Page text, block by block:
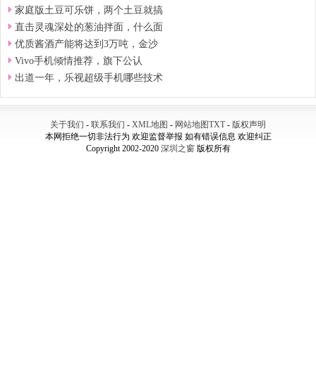
家庭版土豆可乐饼，两个土豆就搞
直击灵魂深处的葱油拌面，什么面
优质酱酒产能将达到3万吨，金沙
Vivo手机倾情推荐，旗下公认
出道一年，乐视超级手机哪些技术
关于我们 - 联系我们 - XML地图 - 网站地图TXT- 版权声明
本网拒绝一切非法行为 欢迎监督举报 如有错误信息 欢迎纠正
Copyright 2002-2020 深圳之窗版权所有